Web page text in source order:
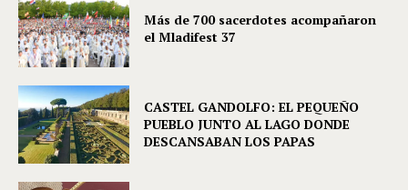
Más de 700 sacerdotes acompañaron
el Mladifest 37
CASTEL GANDOLFO: EL PEQUEÑO
PUEBLO JUNTO AL LAGO DONDE
DESCANSABAN LOS PAPAS